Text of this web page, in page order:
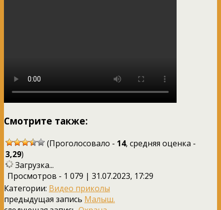
Смотрите также:
(Проголосовало - 14, средняя оценка -
3,29)
Загрузка...
Просмотров - 1 079 | 31.07.2023, 17:29
Категории: Видео приколы
предыдущая запись Малыш.